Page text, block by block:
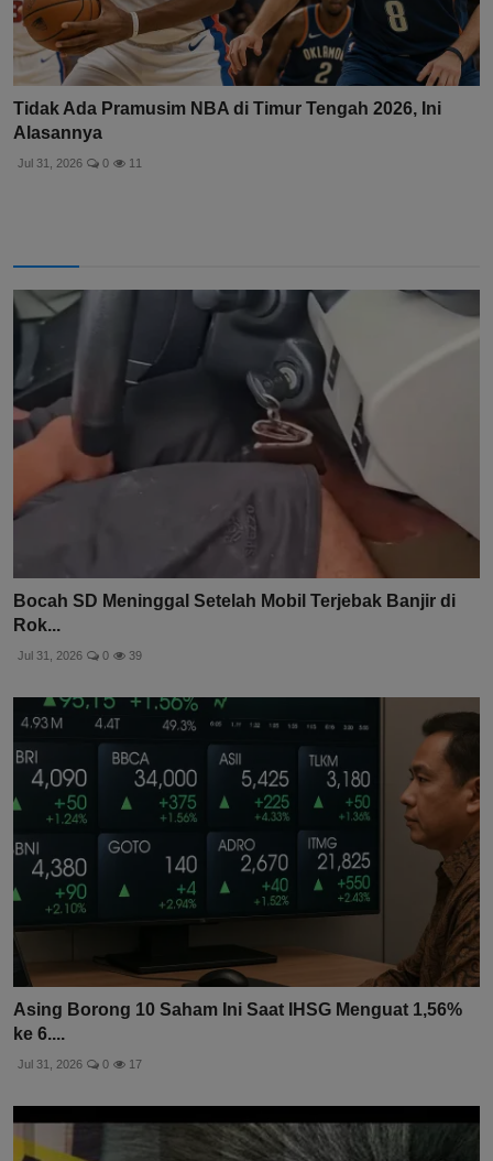
Tidak Ada Pramusim NBA di Timur Tengah 2026, Ini
Alasannya
Jul 31, 2026 0 11
Bocah SD Meninggal Setelah Mobil Terjebak Banjir di
Rok...
Jul 31, 2026 0 39
Asing Borong 10 Saham Ini Saat IHSG Menguat 1,56%
ke 6....
Jul 31, 2026 0 17